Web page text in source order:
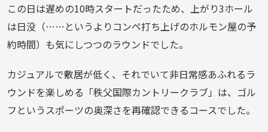
この日は遅めの10時スタートだったため、上がり3ホール
は日没（……というよりコンペ打ち上げのホルモン屋の予
約時間）も気にしつつのラウンドでした。
カジュアルで敷居が低く、それでいて非日常感あふれるラ
ウンドを楽しめる「秩父国際カントリークラブ」は、ゴル
フというスポーツの奥深さを再確認できるコースでした。